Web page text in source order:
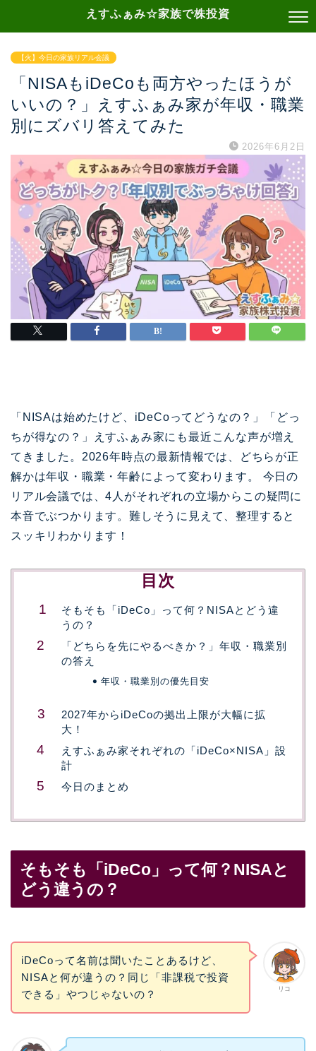
えすふぁみ☆家族で株投資
【火】今日の家族リアル会議
「NISAもiDeCoも両方やったほうが
いいの？」えすふぁみ家が年収・職業
別にズバリ答えてみた
2026年6月2日
「NISAは始めたけど、iDeCoってどうなの？」「どっ
ちが得なの？」えすふぁみ家にも最近こんな声が増え
てきました。2026年時点の最新情報では、どちらが正
解かは年収・職業・年齢によって変わります。 今日の
リアル会議では、4人がそれぞれの立場からこの疑問に
本音でぶつかります。難しそうに見えて、整理すると
スッキリわかります！
目次
そもそも「iDeCo」って何？NISAとどう違
うの？
「どちらを先にやるべきか？」年収・職業別
の答え
年収・職業別の優先目安
2027年からiDeCoの拠出上限が大幅に拡
大！
えすふぁみ家それぞれの「iDeCo×NISA」設
計
今日のまとめ
そもそも「iDeCo」って何？NISAと
どう違うの？
リコ
iDeCoって名前は聞いたことあるけど、
NISAと何が違うの？同じ「非課税で投資
できる」やつじゃないの？